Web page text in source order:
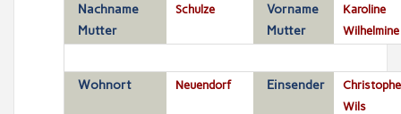
Nachname
Mutter
Schulze
Vorname
Mutter
Karoline
Wilhelmine
Wohnort Neuendorf Einsender
Wils